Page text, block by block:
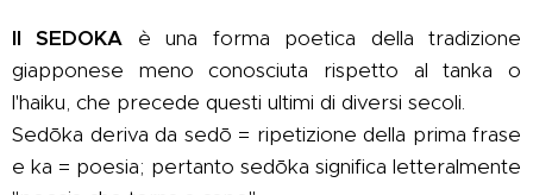
Il SEDOKA è una forma poetica della tradizione
giapponese meno conosciuta rispetto al tanka o
l'haiku, che precede questi ultimi di diversi secoli.
Sedōka deriva da sedō = ripetizione della prima frase
e ka = poesia; pertanto sedōka significa letteralmente